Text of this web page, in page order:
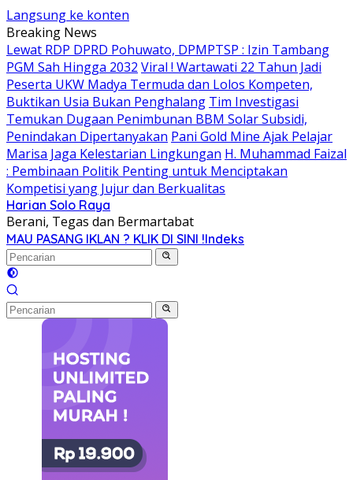
Langsung ke konten
Breaking News
Lewat RDP DPRD Pohuwato, DPMPTSP : Izin Tambang
PGM Sah Hingga 2032 Viral ! Wartawati 22 Tahun Jadi
Peserta UKW Madya Termuda dan Lolos Kompeten,
Buktikan Usia Bukan Penghalang Tim Investigasi
Temukan Dugaan Penimbunan BBM Solar Subsidi,
Penindakan Dipertanyakan Pani Gold Mine Ajak Pelajar
Marisa Jaga Kelestarian Lingkungan H. Muhammad Faizal
: Pembinaan Politik Penting untuk Menciptakan
Kompetisi yang Jujur dan Berkualitas
Harian Solo Raya
Berani, Tegas dan Bermartabat
MAU PASANG IKLAN ? KLIK DI SINI !Indeks